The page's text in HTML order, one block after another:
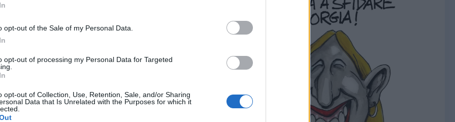
opt-out of the Sale of my Personal Data.
opt-out of processing my Personal Data for Targeted
opt-out of Collection, Use, Retention, Sale, and/or Sharing
Data that Is Unrelated with the Purposes for which it
lettera che un carabiniere ha
il killer diCarlo Legrottaglie,
della pensione
l’ultima puntata diQuarta Repubblica
rivolta non solo ai due agenti (ora
accollarsi le spese legali e per le
che puntano il dito contro chi cerca di